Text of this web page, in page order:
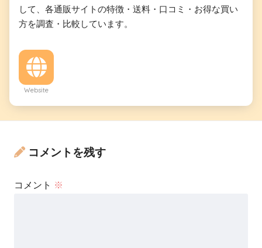
して、各通販サイトの特徴・送料・口コミ・お得な買い
方を調査・比較しています。
Website
コメントを残す
コメント ※